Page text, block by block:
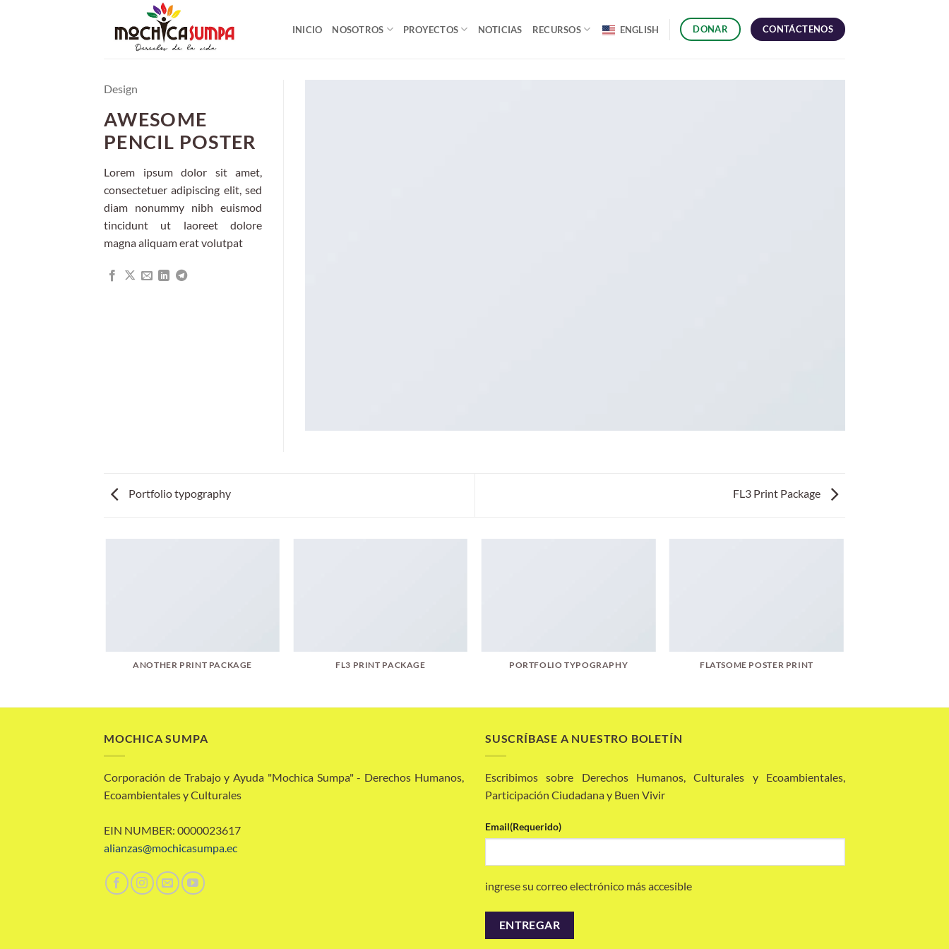
INICIO NOSOTROS PROYECTOS NOTICIAS RECURSOS ENGLISH DONAR CONTÁCTENOS
Design
AWESOME
PENCIL POSTER
Lorem ipsum dolor sit amet,
consectetuer adipiscing elit, sed
diam nonummy nibh euismod
tincidunt ut laoreet dolore
magna aliquam erat volutpat
Portfolio typography FL3 Print Package
ANOTHER PRINT PACKAGE FL3 PRINT PACKAGE PORTFOLIO TYPOGRAPHY FLATSOME POSTER PRINT
MOCHICA SUMPA
Corporación de Trabajo y Ayuda "Mochica Sumpa" - Derechos Humanos,
Ecoambientales y Culturales
EIN NUMBER: 0000023617
alianzas@mochicasumpa.ec
SUSCRÍBASE A NUESTRO BOLETÍN
Escribimos sobre Derechos Humanos, Culturales y Ecoambientales,
Participación Ciudadana y Buen Vivir
Email(Requerido)
ingrese su correo electrónico más accesible